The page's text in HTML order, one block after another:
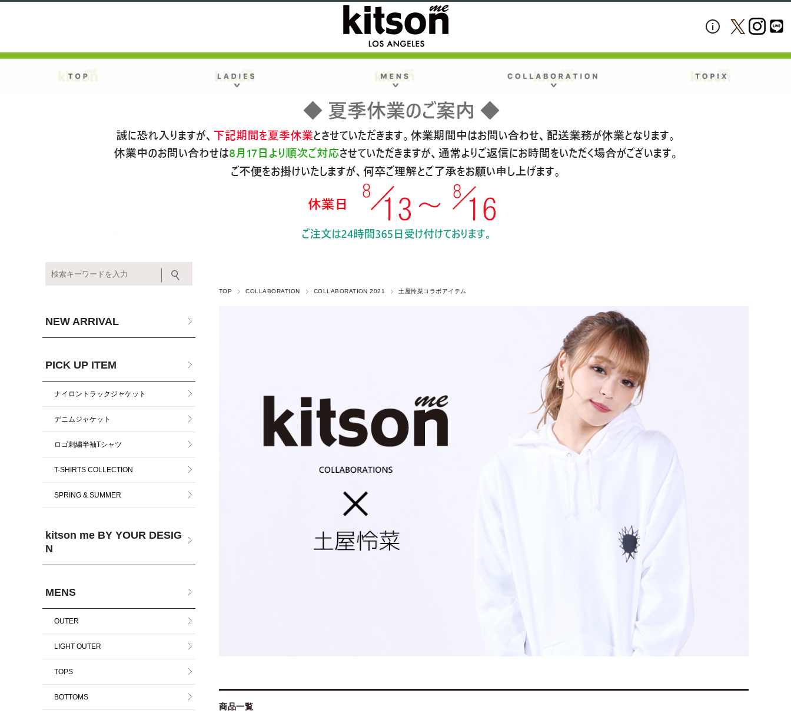
TOP COLLABORATION COLLABORATION 2021 土屋怜菜コラボアイテム
商品一覧
NEW ARRIVAL
PICK UP ITEM
ナイロントラックジャケット
デニムジャケット
ロゴ刺繍半袖Tシャツ
T-SHIRTS COLLECTION
SPRING & SUMMER
kitson me BY YOUR DESIG
N
MENS
OUTER
LIGHT OUTER
TOPS
BOTTOMS